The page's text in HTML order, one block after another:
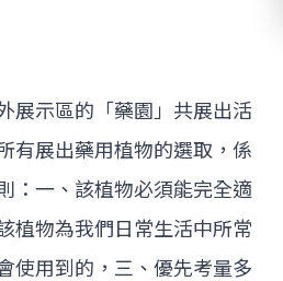
展示區的「藥園」共展出活
有展出藥用植物的選取，係
：一、該植物必須能完全適
植物為我們日常生活中所常
使用到的，三、優先考量多